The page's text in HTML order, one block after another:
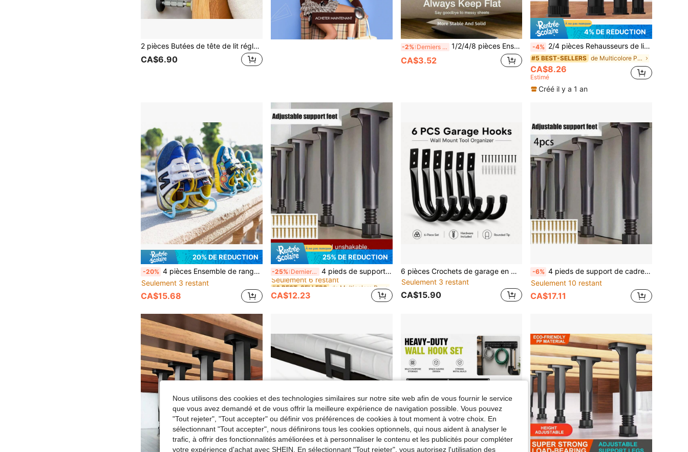
2 pièces Butées de tête de lit réglables, Butées de tête de lit filetées 27-114mm/Tampons amortisseurs muraux, Stabilisateur anti-secousse fixe pour tête de lit, Support mural réglable anti-grincement, Stabilisateur de support anti-secousse pour lit, Outil de fixation anti-secousse pour armoires, canapés, portes
CA$6.90
-2% Derniers 3 jours 1/2/4/8 pièces Ensemble de pinces élastiques réglables pour draps de lit, fixations de draps de lit tricotées, assurent la stabilité de la literie, lavage à la main uniquement, pinces antidérapantes, convient pour matelas, canapé et nappe, pinces universelles pour draps de lit, pinces de fixation pour draps de lit
CA$3.52
4% DE RÉDUCTION
-4% 2/4 pièces Rehausseurs de lit réglables, plage de hauteur 16-28 cm, compatible universel pour lits Queen et King, installation facile, sans alimentation électrique nécessaire, support robuste
#5 BEST-SELLERS de Multicolore Pièces de rechange pour meubles
CA$8.26
Estimé
Créé il y a 1 an
20% DE RÉDUCTION
-20% 4 pièces Ensemble de rangement de chaussures bleu gain de place, crochets en plastique portables et sacs de séchage de chaussures, convient pour une utilisation domestique
Seulement 3 restant
CA$15.68
25% DE RÉDUCTION
-25% Derniers 3 jours 4 pieds de support de cadre de lit réglables, pieds de support robustes pour la planche centrale du cadre de lit, pieds de meubles en plastique extra durables, convenant aux grands lits, canapés et tables, hauteur réglable (5,118 pouces - 14,96 pouces)
#6 BEST-SELLERS de Multicolore Pièces de rechange pour meubles
Seulement 6 restant
#6 BEST-SELLERS
Seulement 6 restant
#6 BEST-SELLERS
Seulement 6 restant
#6 BEST-SELLERS de Multicolore Pièces de rechange pour meubles
CA$12.23
6 pièces Crochets de garage en métal robuste, Crochets de suspension pour outils de jardin, Crochets muraux pour vélos, Crochets de rangement pour outils de garage avec vis
Seulement 3 restant
CA$15.90
-6% 4 pieds de support de cadre de lit réglables, pieds de support robustes pour la planche centrale du cadre de lit, pieds de meubles en plastique extra durables, convenant aux grands lits, canapés et tables, hauteur réglable (5,118 pouces - 14,96 pouces)
Seulement 10 restant
CA$17.11
Nous utilisons des cookies et des technologies similaires sur notre site web afin de vous fournir le service
que vous avez demandé et de vous offrir la meilleure expérience de navigation possible. Vous pouvez
"Tout rejeter", "Tout accepter" ou définir vos préférences de cookies à tout moment à votre choix. En
sélectionnant "Tout accepter", nous définirons tous les cookies optionnels, qui nous aident à analyser le
trafic, à offrir des fonctionnalités améliorées et à personnaliser le contenu et les publicités pour compléter
votre expérience d'achat avec SHEIN. En sélectionnant "Tout rejeter", vous autorisez l'utilisation des